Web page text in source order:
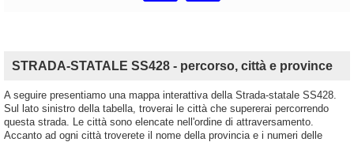
STRADA-STATALE SS428 - percorso, città e province
A seguire presentiamo una mappa interattiva della Strada-statale SS428.
Sul lato sinistro della tabella, troverai le città che supererai percorrendo
questa strada. Le città sono elencate nell'ordine di attraversamento.
Accanto ad ogni città troverete il nome della provincia e i numeri delle